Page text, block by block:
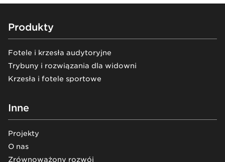
Footer
Produkty
Fotele i krzesła audytoryjne
Trybuny i rozwiązania dla widowni
Krzesła i fotele sportowe
Inne
Projekty
O nas
Zrównoważony rozwój